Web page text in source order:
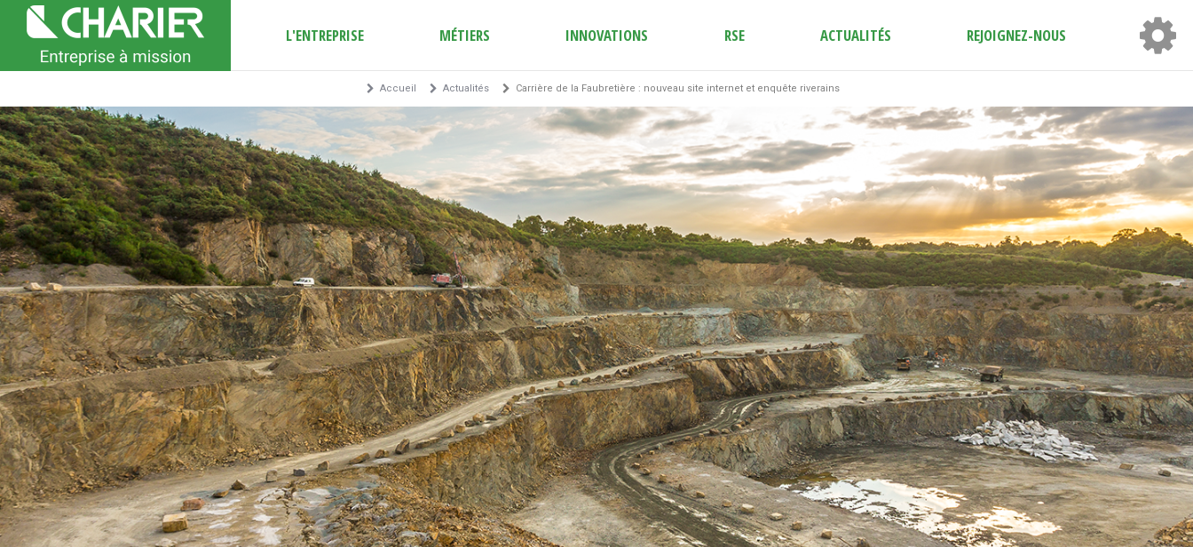
L'ENTREPRISE MÉTIERS INNOVATIONS RSE ACTUALITÉS REJOIGNEZ-NOUS
Accueil Actualités Carrière de la Faubretière : nouveau site internet et enquête riverains